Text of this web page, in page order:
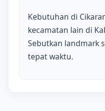
Kebutuhan di
kecamatan lain di
Sebutkan landmark
tepat waktu.